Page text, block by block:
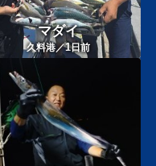
マダイ
久料港／1日前